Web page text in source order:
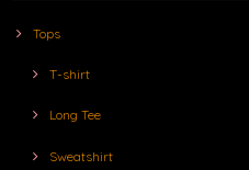
Tops
T-shirt
Long Tee
Sweatshirt